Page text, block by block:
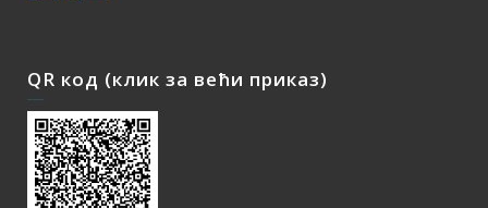
QR код (клик за већи приказ)